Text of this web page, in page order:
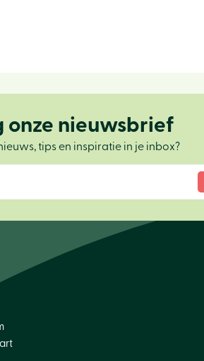
onze nieuwsbrief
tips en inspiratie in je inbox?